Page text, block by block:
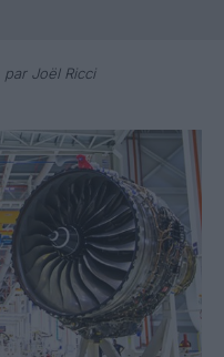
par Joël Ricci